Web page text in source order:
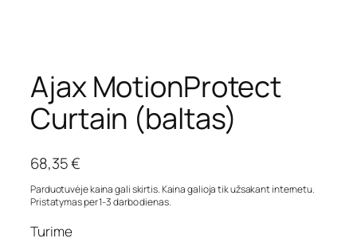
Ajax MotionProtect
Curtain (baltas)
68,35€
Parduotuvėje kaina gali skirtis. Kaina galioja tik užsakant internetu.
Pristatymas per 1-3 darbo dienas.
Turime